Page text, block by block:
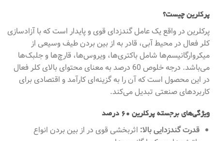
پرکلرین چیست؟
پرکلرین در واقع یک عامل گندزدای قوی و پایدار است که با آزادسازی
کلر فعال در محیط آبی، قادر به از بین بردن طیف وسیعی از
میکروارگانیسم‌ها شامل باکتری‌ها، ویروس‌ها، قارچ‌ها و جلبک‌ها
می‌باشد. درجه خلوص 60 درصد به معنای محتوای بالای کلر فعال
در این محصول است که آن را به گزینه‌ای کارآمد و اقتصادی برای
کاربردهای صنعتی تبدیل می‌کند.
ویژگی‌های برجسته پرکلرین 60 درصد
قدرت گندزدایی بالا: اثربخشی قوی در از بین بردن انواع